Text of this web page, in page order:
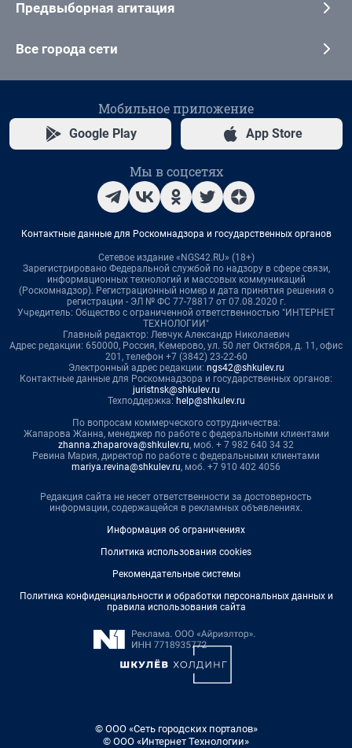
Предвыборная агитация
Все города сети
Мобильное приложение
Google Play App Store
Мы в соцсетях
Контактные данные для Роскомнадзора и государственных органов
Сетевое издание «NGS42.RU» (18+)
Зарегистрировано Федеральной службой по надзору в сфере связи,
информационных технологий и массовых коммуникаций
(Роскомнадзор). Регистрационный номер и дата принятия решения о
регистрации - ЭЛ № ФС 77-78817 от 07.08.2020 г.
Учредитель: Общество с ограниченной ответственностью "ИНТЕРНЕТ
ТЕХНОЛОГИИ"
Главный редактор: Левчук Александр Николаевич
Адрес редакции: 650000, Россия, Кемерово, ул. 50 лет Октября, д. 11, офис
201, телефон +7 (3842) 23-22-60
Электронный адрес редакции: ngs42@shkulev.ru
Контактные данные для Роскомнадзора и государственных органов:
juristnsk@shkulev.ru
Техподдержка: help@shkulev.ru
По вопросам коммерческого сотрудничества:
Жапарова Жанна, менеджер по работе с федеральными клиентами
zhanna.zhaparova@shkulev.ru, моб. + 7 982 640 34 32
Ревина Мария, директор по работе с федеральными клиентами
mariya.revina@shkulev.ru, моб. +7 910 402 4056
Редакция сайта не несет ответственности за достоверность
информации, содержащейся в рекламных объявлениях.
Информация об ограничениях
Политика использования cookies
Рекомендательные системы
Политика конфиденциальности и обработки персональных данных и
правила использования сайта
© ООО «Сеть городских порталов»
© ООО «Интернет Технологии»